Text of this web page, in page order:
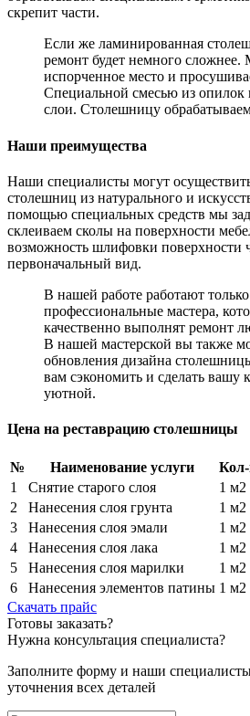
скрепит части.
Если же ламинированная
ремонт будет немного сложнее.
испорченное место и
Специальной смесью из опилок
слои. Столешницу
Наши преимущества
Наши специалисты могут
столешниц из натурального и
помощью специальных средств мы
склеиваем сколы на поверхности
возможность шлифовки поверхности
первоначальный вид.
В нашей работе работают только
профессиональные мастера,
качественно выполнят ремонт
В нашей мастерской вы также
обновления дизайна
вам сэкономить и сделать вашу
уютной.
Цена на реставрацию столешницы
№ Наименование услуги
1
Снятие старого слоя 1 м2
2
Нанесения слоя грунта 1 м2
3
Нанесения слоя эмали 1 м2
4
Нанесения слоя лака 1 м2
5
Нанесения слоя марилки 1 м2
6
Нанесения элементов патины 1 м2
Скачать прайс
Готовы заказать?
Нужна консультация специалиста?
Заполните форму и наши
уточнения всех деталей